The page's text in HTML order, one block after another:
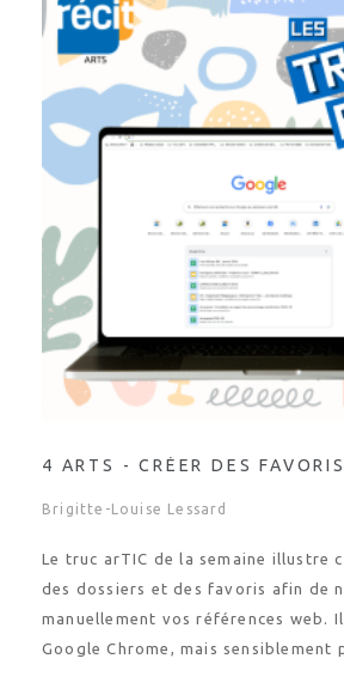
4 ARTS - CRÉER DES FAVORIS
Brigitte-Louise Lessard
Le truc arTIC de la semaine illustre
des dossiers et des favoris afin de
manuellement vos références web.
Google Chrome, mais sensiblement